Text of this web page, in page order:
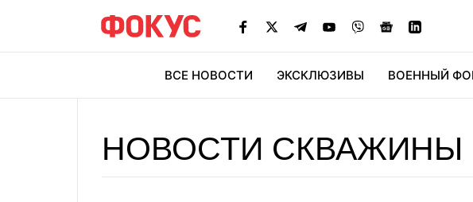
ВСЕ НОВОСТИ ЭКСКЛЮЗИВЫ ВОЕННЫЙ
НОВОСТИ СКВАЖИНЫ